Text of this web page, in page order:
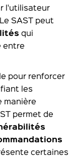
l'utilisateur
SAST peut
qui
entre
pour renforcer
les
manière
permet de
certaines